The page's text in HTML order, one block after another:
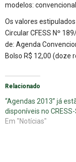
modelos:
Os valores
Circular CFESS Nº
de: Agenda
Bolso R$ 12,00 (doze
Relacionado
“Agendas 2013” já
disponíveis no CRESS-
Em "Notícias"